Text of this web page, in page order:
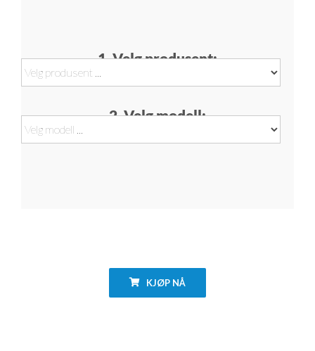
1. Velg produsent:
2. Velg modell:
KJØP NÅ